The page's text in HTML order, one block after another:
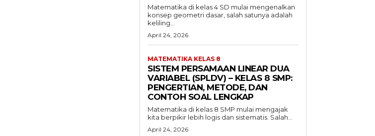
Matematika di kelas 4 SD mulai mengenalkan
konsep geometri dasar, salah satunya adalah
keliling...
April 24, 2026
MATEMATIKA KELAS 8
SISTEM PERSAMAAN LINEAR DUA
VARIABEL (SPLDV) – KELAS 8 SMP:
PENGERTIAN, METODE, DAN
CONTOH SOAL LENGKAP
Matematika di kelas 8 SMP mulai mengajak
kita berpikir lebih logis dan sistematis. Salah...
April 24, 2026